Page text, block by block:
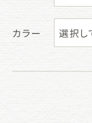
カラー